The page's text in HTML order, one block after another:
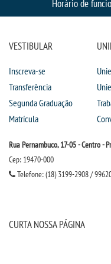
Horário de
VESTIBULAR
Inscreva-se
Transferência
Segunda Graduação
Matrícula
Rua Pernambuco, 17-05 - Centro -
Cep: 19470-000
Telefone: (18) 3199-2908 /
CURTA NOSSA PÁGINA